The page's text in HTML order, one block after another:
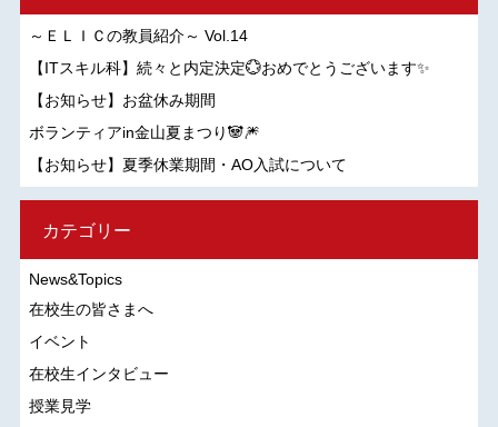
～ＥＬＩＣの教員紹介～ Vol.14
【ITスキル科】続々と内定決定💮おめでとうございます✨
【お知らせ】お盆休み期間
ボランティアin金山夏まつり🐼🎆
【お知らせ】夏季休業期間・AO入試について
カテゴリー
News&Topics
在校生の皆さまへ
イベント
在校生インタビュー
授業見学